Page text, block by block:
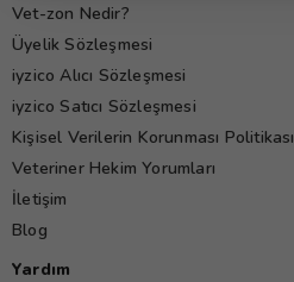
Vet-zon Nedir?
Üyelik Sözleşmesi
iyzico Alıcı Sözleşmesi
iyzico Satıcı Sözleşmesi
Kişisel Verilerin Korunması Politikası
Veteriner Hekim Yorumları
İletişim
Blog
Yardım